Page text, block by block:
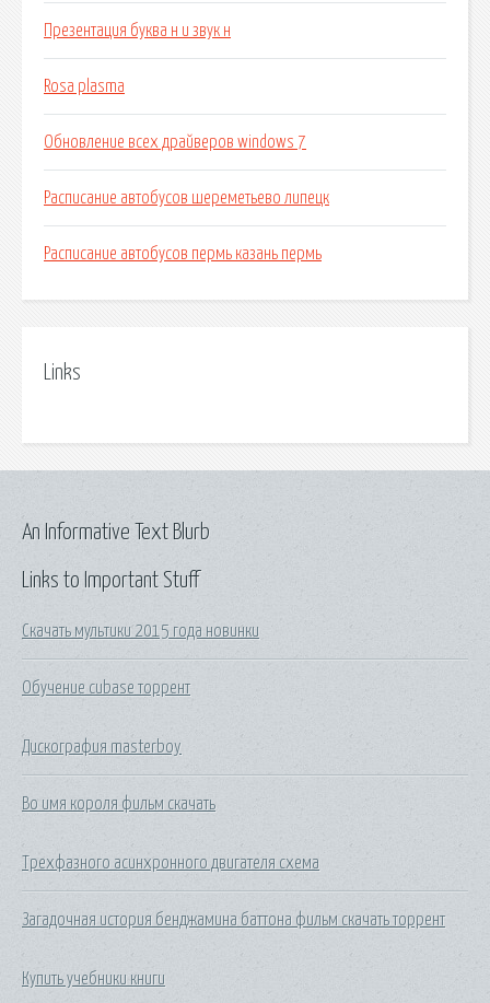
Презентация буква н и звук н
Rosa plasma
Обновление всех драйверов windows 7
Расписание автобусов шереметьево липецк
Расписание автобусов пермь казань пермь
Links
Links to Important Stuff
Скачать мультики 2015 года новинки
Обучение cubase торрент
Дискография masterboy
Во имя короля фильм скачать
Трехфазного асинхронного двигателя схема
Загадочная история бенджамина баттона фильм скачать торрент
Купить учебники книги
An Informative Text Blurb